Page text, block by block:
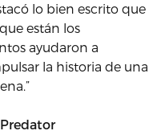
lo bien escrito que
están los
ayudaron a
la historia de una